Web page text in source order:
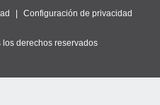
Configuración de privacidad
derechos reservados